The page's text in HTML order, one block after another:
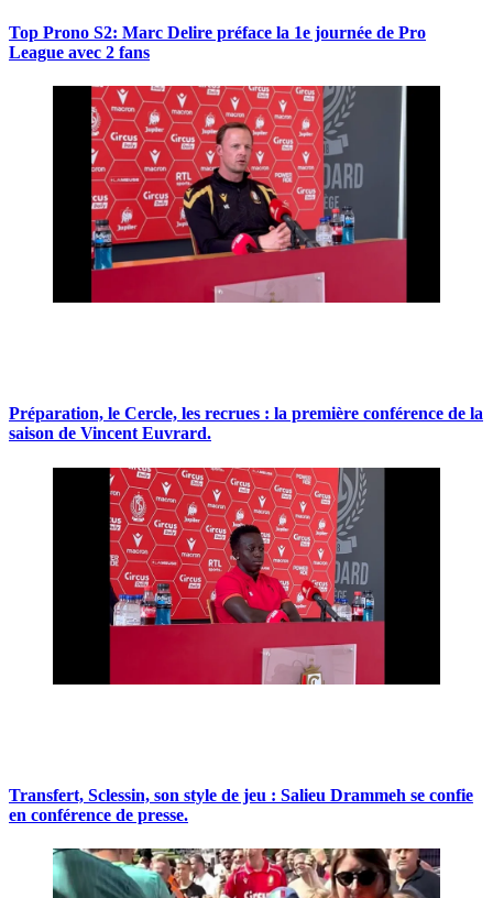
Top Prono S2: Marc Delire préface la 1e journée de Pro
League avec 2 fans
Préparation, le Cercle, les recrues : la première conférence de la
saison de Vincent Euvrard.
Transfert, Sclessin, son style de jeu : Salieu Drammeh se confie
en conférence de presse.